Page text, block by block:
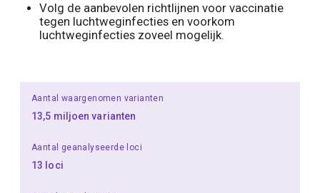
Volg de aanbevolen richtlijnen voor vaccinatie
tegen luchtweginfecties en voorkom
luchtweginfecties zoveel mogelijk.
Aantal waargenomen varianten
13,5 miljoen varianten
Aantal geanalyseerde loci
13 loci